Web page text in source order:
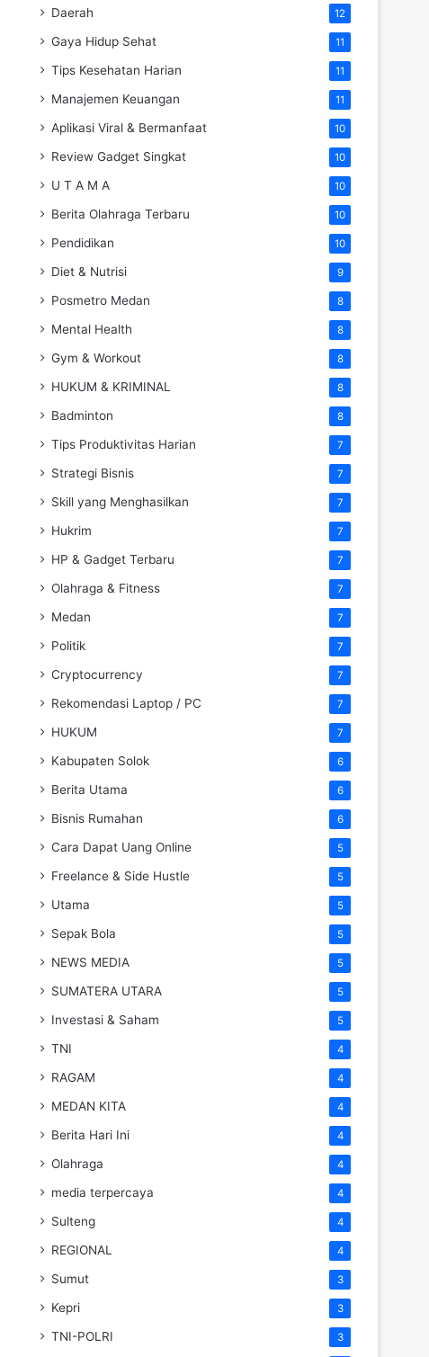
Daerah 12
Gaya Hidup Sehat 11
Tips Kesehatan Harian 11
Manajemen Keuangan 11
Aplikasi Viral & Bermanfaat 10
Review Gadget Singkat 10
U T A M A 10
Berita Olahraga Terbaru 10
Pendidikan 10
Diet & Nutrisi 9
Posmetro Medan 8
Mental Health 8
Gym & Workout 8
HUKUM & KRIMINAL 8
Badminton 8
Tips Produktivitas Harian 7
Strategi Bisnis 7
Skill yang Menghasilkan 7
Hukrim 7
HP & Gadget Terbaru 7
Olahraga & Fitness 7
Medan 7
Politik 7
Cryptocurrency 7
Rekomendasi Laptop / PC 7
HUKUM 7
Kabupaten Solok 6
Berita Utama 6
Bisnis Rumahan 6
Cara Dapat Uang Online 5
Freelance & Side Hustle 5
Utama 5
Sepak Bola 5
NEWS MEDIA 5
SUMATERA UTARA 5
Investasi & Saham 5
TNI 4
RAGAM 4
MEDAN KITA 4
Berita Hari Ini 4
Olahraga 4
media terpercaya 4
Sulteng 4
REGIONAL 4
Sumut 3
Kepri 3
TNI-POLRI 3